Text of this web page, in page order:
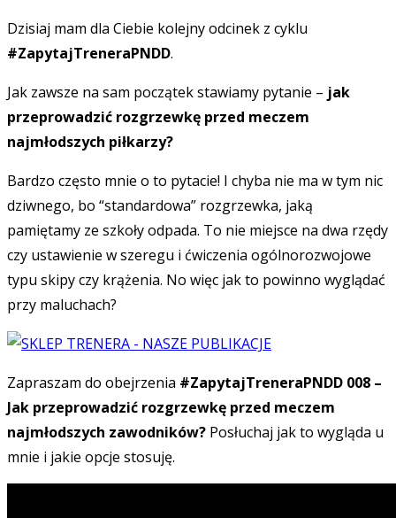
Dzisiaj mam dla Ciebie kolejny odcinek z cyklu
#ZapytajTreneraPNDD.
Jak zawsze na sam początek stawiamy pytanie – jak
przeprowadzić rozgrzewkę przed meczem
najmłodszych piłkarzy?
Bardzo często mnie o to pytacie! I chyba nie ma w tym nic
dziwnego, bo “standardowa” rozgrzewka, jaką
pamiętamy ze szkoły odpada. To nie miejsce na dwa rzędy
czy ustawienie w szeregu i ćwiczenia ogólnorozwojowe
typu skipy czy krążenia. No więc jak to powinno wyglądać
przy maluchach?
Zapraszam do obejrzenia #ZapytajTreneraPNDD 008 –
Jak przeprowadzić rozgrzewkę przed meczem
najmłodszych zawodników? Posłuchaj jak to wygląda u
mnie i jakie opcje stosuję.